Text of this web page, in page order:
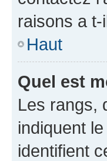
raisons a
Haut
Quel est
Les rangs,
indiquent
identifient